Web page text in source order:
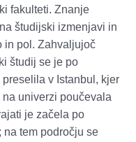
fakulteti. Znanje
študijski izmenjavi in
in pol. Zahvaljujoč
študij se je po
v Istanbul, kjer
univerzi poučevala
je začela po
tem področju se